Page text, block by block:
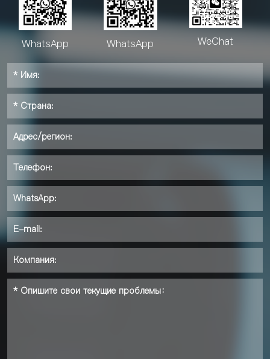
WhatsApp WhatsApp WeChat